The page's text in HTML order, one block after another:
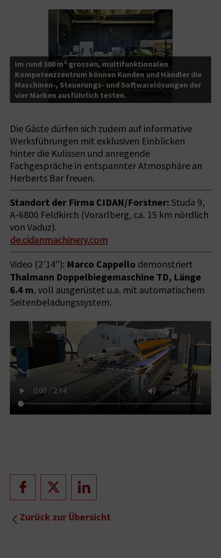
Im rund 300 m² grossen, multifunktionalen
Kompetenzzentrum können Kunden und Händler die
Maschinen-, Steuerungs- und Softwarelösungen der
vier Marken ausführlich testen.
Die Gäste dürfen sich zudem auf informative
Werksführungen mit exklusiven Einblicken
hinter die Kulissen und anregende
Fachgespräche in entspannter Atmosphäre an
Herberts Bar freuen.
Standort der Firma CIDAN/Forstner: Studa 9,
A-6800 Feldkirch (Vorarlberg, ca. 15 km nördlich
von Vaduz).
de.cidanmachinery.com
Video (2’14”): Marco Cappello demonstriert
Thalmann Doppelbiegemaschine TD, Länge
6.4 m, voll ausgerüstet u.a. mit automatischem
Seitenbeladungssystem.
Zurück zur Übersicht